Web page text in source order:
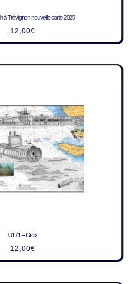
à Trévignon nouvelle carte 2025
12,00€
U171 – Groix
12,00€